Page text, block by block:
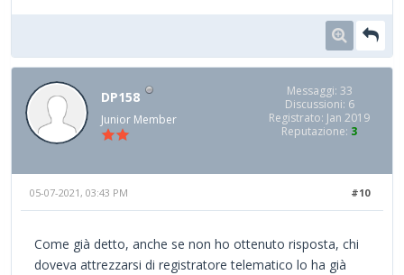
DP158
Junior Member
Messaggi: 33
Discussioni: 6
Registrato: Jan 2019
Reputazione: 3
#10
05-07-2021, 03:43 PM
Come già detto, anche se non ho ottenuto risposta, chi
doveva attrezzarsi di registratore telematico lo ha già